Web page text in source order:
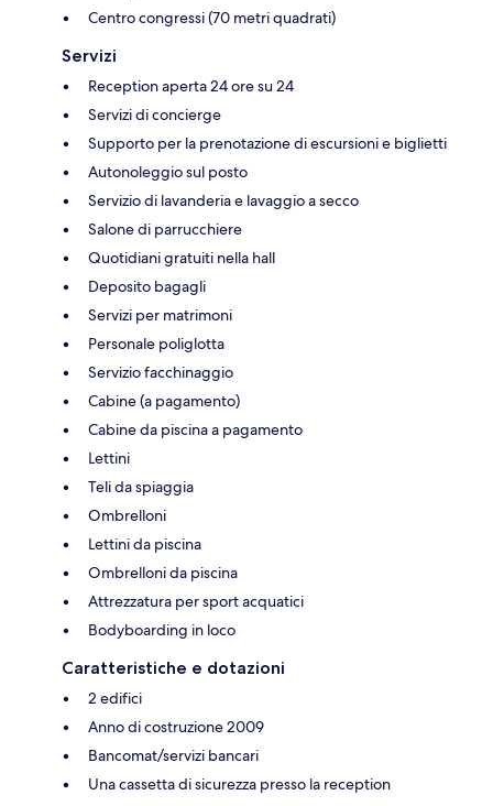
Centro congressi (70 metri quadrati)
Servizi
Reception aperta 24 ore su 24
Servizi di concierge
Supporto per la prenotazione di escursioni e biglietti
Autonoleggio sul posto
Servizio di lavanderia e lavaggio a secco
Salone di parrucchiere
Quotidiani gratuiti nella hall
Deposito bagagli
Servizi per matrimoni
Personale poliglotta
Servizio facchinaggio
Cabine (a pagamento)
Cabine da piscina a pagamento
Lettini
Teli da spiaggia
Ombrelloni
Lettini da piscina
Ombrelloni da piscina
Attrezzatura per sport acquatici
Bodyboarding in loco
Caratteristiche e dotazioni
2 edifici
Anno di costruzione 2009
Bancomat/servizi bancari
Una cassetta di sicurezza presso la reception